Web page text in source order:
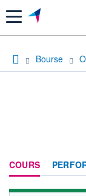
Menu
Bourse
COURS